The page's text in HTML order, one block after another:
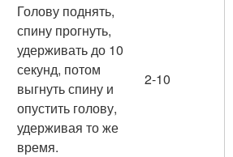
Голову поднять,
спину прогнуть,
удерживать до 10
секунд, потом
выгнуть спину и
опустить голову,
удерживая то же
время.
2-10